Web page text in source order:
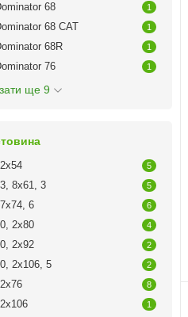
68 1
68 CAT 1
68R 1
76 1
ще 9
5
8х61, 3 5
6 6
2х80 4
2х92 2
2х106, 5 2
8
1